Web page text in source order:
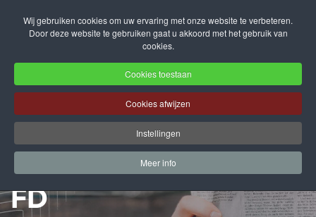
Wij gebruiken cookies om uw ervaring met onze website te verbeteren.
Door deze website te gebruiken gaat u akkoord met het gebruik van
cookies.
Cookies toestaan
Cookies afwijzen
Instellingen
Meer info
Terug naar hoofdinhoud
Van gutfeeling naar
nieuw concept voor het
FD